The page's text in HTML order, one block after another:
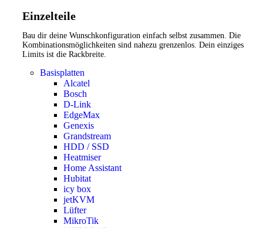
Einzelteile
Bau dir deine Wunschkonfiguration einfach selbst zusammen. Die
Kombinationsmöglichkeiten sind nahezu grenzenlos. Dein einziges
Limits ist die Rackbreite.
Basisplatten
Alcatel
Bosch
D-Link
EdgeMax
Genexis
Grandstream
HDD / SSD
Heatmiser
Home Assistant
Hubitat
icy box
jetKVM
Lüfter
MikroTik